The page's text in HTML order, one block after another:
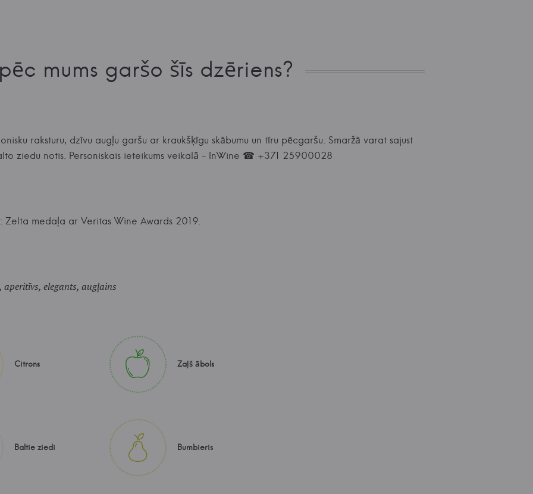
mums garšo šīs dzēriens?
raksturu, dzīvu augļu garšu ar kraukšķīgu skābumu un tīru pēcgaršu. Smaržā varat sajust
ziedu notis. Personiskais ieteikums veikalā - InWine ☎ +371 25900028
Zelta medaļa ar Veritas Wine Awards 2019.
aperitīvs, elegants, augļains
Citrons Zaļš ābols
Baltie ziedi Bumbieris